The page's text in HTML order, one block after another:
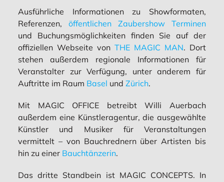
Ausführliche Informationen zu Showformaten,
Referenzen, öffentlichen Zaubershow Terminen
und Buchungsmöglichkeiten finden Sie auf der
offiziellen Webseite von THE MAGIC MAN. Dort
stehen außerdem regionale Informationen für
Veranstalter zur Verfügung, unter anderem für
Auftritte im Raum Basel und Zürich.
Mit MAGIC OFFICE betreibt Willi Auerbach
außerdem eine Künstleragentur, die ausgewählte
Künstler und Musiker für Veranstaltungen
vermittelt – von Bauchrednern über Artisten bis
hin zu einer Bauchtänzerin.
Das dritte Standbein ist MAGIC CONCEPTS. In